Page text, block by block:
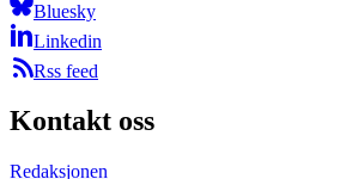
Bluesky
Linkedin
Rss feed
Kontakt oss
Redaksjonen